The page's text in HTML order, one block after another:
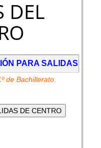
DEL
PARA SALIDAS DEL
de Bachillerato.